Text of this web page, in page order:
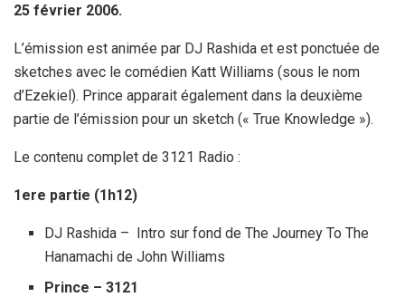
25 février 2006.
L’émission est animée par DJ Rashida et est ponctuée de
sketches avec le comédien Katt Williams (sous le nom
d’Ezekiel). Prince apparait également dans la deuxième
partie de l’émission pour un sketch (« True Knowledge »).
Le contenu complet de 3121 Radio :
1ere partie (1h12)
DJ Rashida – Intro sur fond de The Journey To The
Hanamachi de John Williams
Prince – 3121